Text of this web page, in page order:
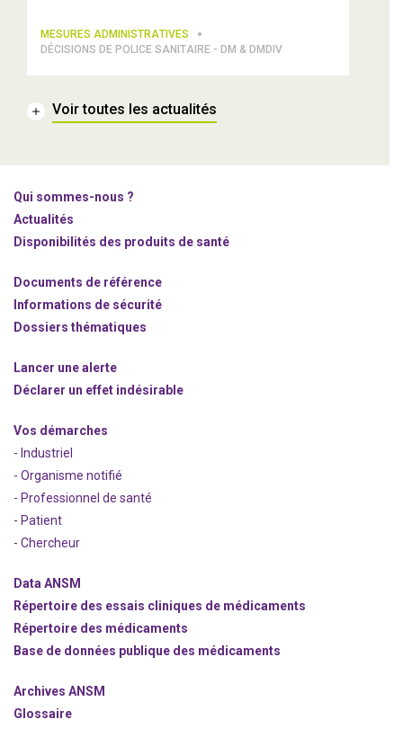
MESURES ADMINISTRATIVES
DÉCISIONS DE POLICE SANITAIRE - DM & DMDIV
Voir toutes les actualités
Qui sommes-nous ?
Actualités
Disponibilités des produits de santé
Documents de référence
Informations de sécurité
Dossiers thématiques
Lancer une alerte
Déclarer un effet indésirable
Vos démarches
- Industriel
- Organisme notifié
- Professionnel de santé
- Patient
- Chercheur
Data ANSM
Répertoire des essais cliniques de médicaments
Répertoire des médicaments
Base de données publique des médicaments
Archives ANSM
Glossaire